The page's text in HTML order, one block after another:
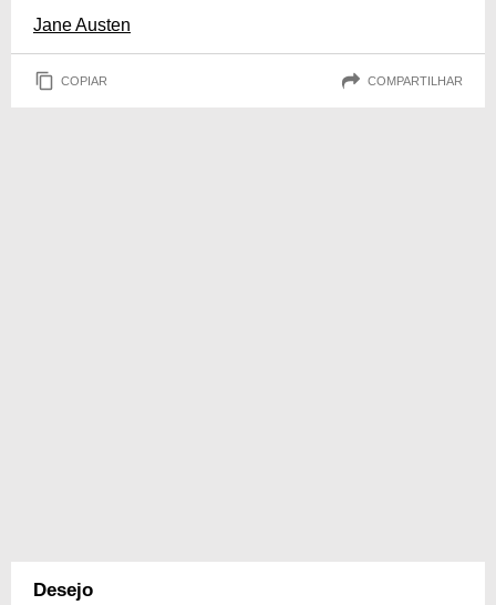
Jane Austen
COPIAR COMPARTILHAR
Desejo